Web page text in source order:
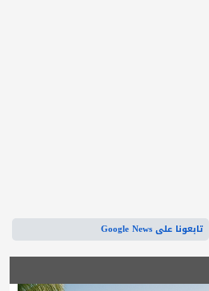
تابعونا على Google News